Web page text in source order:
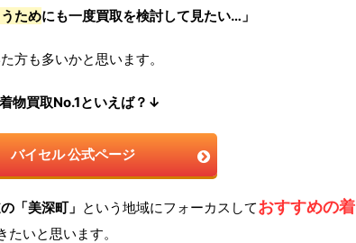
ためにも一度買取を検討して見たい…」
方も多いかと思います。
物買取No.1といえば？↓
バイセル 公式ページ
「美深町」 という地域にフォーカスしておすすめの着
たいと思います。